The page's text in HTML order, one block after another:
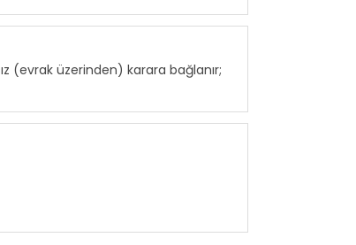
(evrak üzerinden) karara bağlanır;